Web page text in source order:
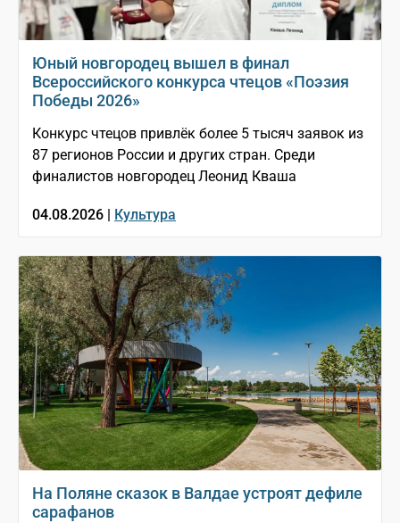
Юный новгородец вышел в финал
Всероссийского конкурса чтецов «Поэзия
Победы 2026»
Конкурс чтецов привлёк более 5 тысяч заявок из
87 регионов России и других стран. Среди
финалистов новгородец Леонид Кваша
04.08.2026 | Культура
На Поляне сказок в Валдае устроят дефиле
сарафанов